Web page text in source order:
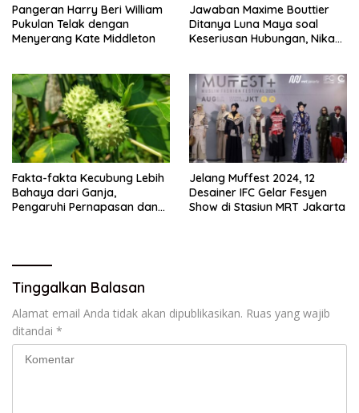
Pangeran Harry Beri William
Pukulan Telak dengan
Menyerang Kate Middleton
Jawaban Maxime Bouttier
Ditanya Luna Maya soal
Keseriusan Hubungan, Nikah
Fakta-fakta Kecubung Lebih
Bahaya dari Ganja,
Pengaruhi Pernapasan dan
Jelang Muffest 2024, 12
Desainer IFC Gelar Fesyen
Show di Stasiun MRT Jakarta
Tinggalkan Balasan
Alamat email Anda tidak akan dipublikasikan. Ruas yang wajib
ditandai *